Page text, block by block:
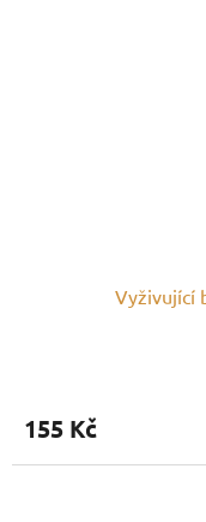
Vyživující
155 Kč